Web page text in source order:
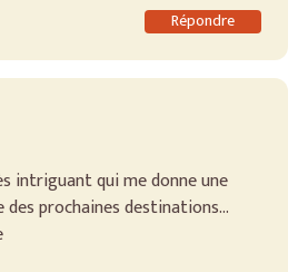
Répondre
intriguant qui me donne une
prochaines destinations…